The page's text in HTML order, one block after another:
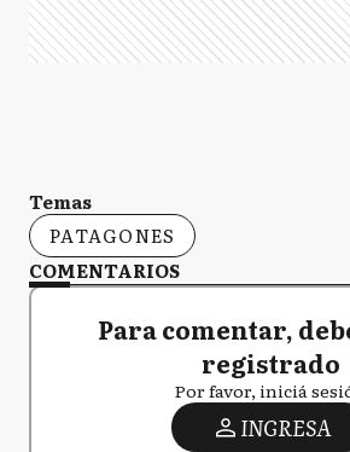
Temas
PATAGONES
COMENTARIOS
Para comentar,
registrado
Por favor, iniciá
INGRESA